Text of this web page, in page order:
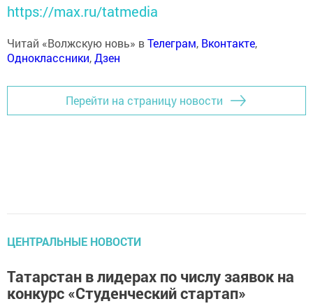
https://max.ru/tatmedia
Читай «Волжскую новь» вТелеграм, Вконтакте,
Одноклассники,Дзен
Перейти на страницу новости
ЦЕНТРАЛЬНЫЕ НОВОСТИ
Татарстан в лидерах по числу заявок на
конкурс «Студенческий стартап»